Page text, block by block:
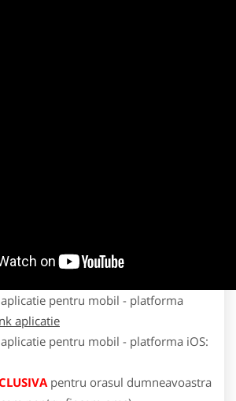
pentru mobil - platforma
aplicatie
pentru mobil - platforma iOS:
pentru orasul dumneavoastra